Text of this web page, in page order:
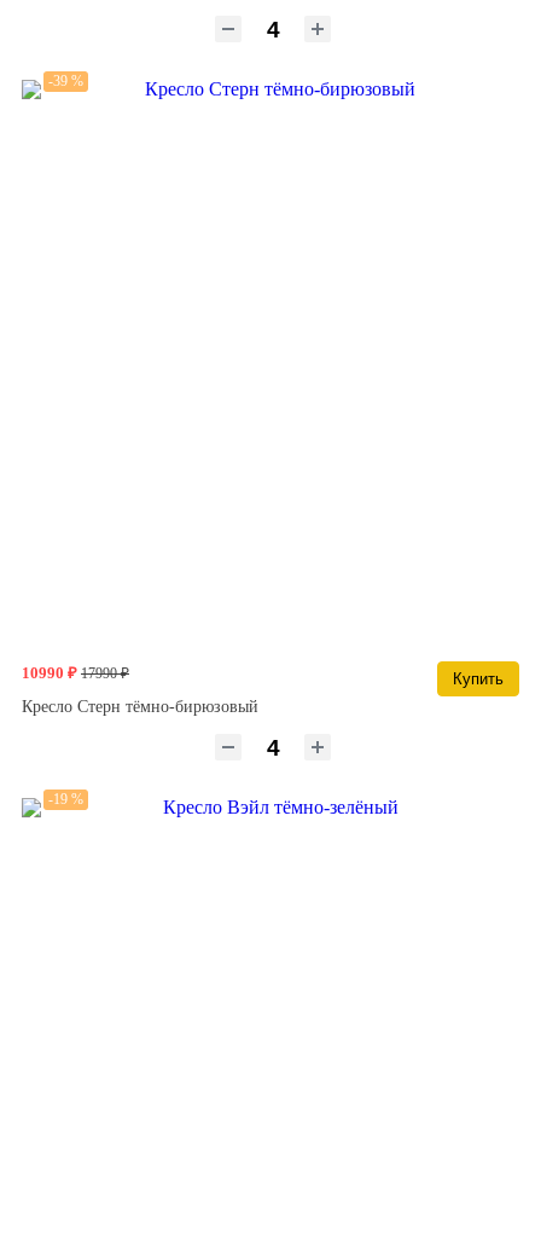
10990 ₽ 17990 ₽
-39 %
Купить
Кресло Стерн тёмно-бирюзовый
-19 %